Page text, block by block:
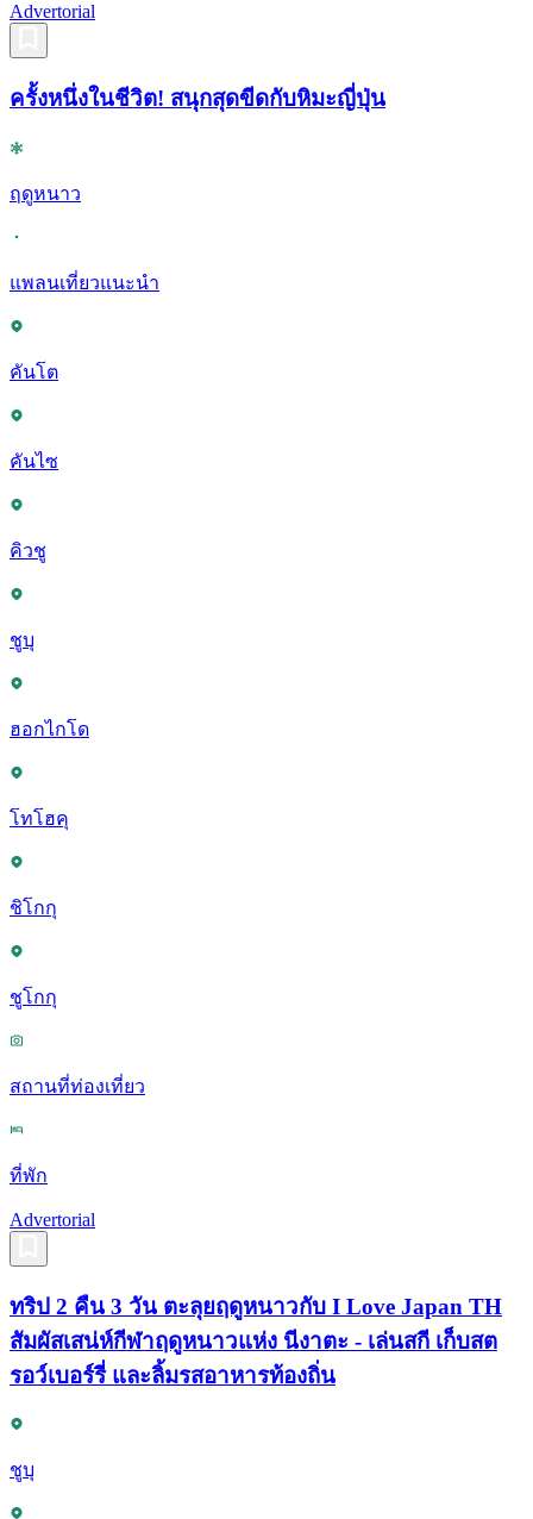
Advertorial
ครั้งหนึ่งในชีวิต! สนุกสุดขีดกับหิมะญี่ปุ่น
ฤดูหนาว
แพลนเที่ยวแนะนำ
คันโต
คันไซ
คิวชู
ชูบุ
ฮอกไกโด
โทโฮคุ
ชิโกกุ
ชูโกกุ
สถานที่ท่องเที่ยว
ที่พัก
Advertorial
ทริป 2 คืน 3 วัน ตะลุยฤดูหนาวกับ I Love Japan TH
สัมผัสเสน่ห์กีฬาฤดูหนาวแห่ง นีงาตะ - เล่นสกี เก็บสต
รอว์เบอร์รี่ และลิ้มรสอาหารท้องถิ่น
ชูบุ